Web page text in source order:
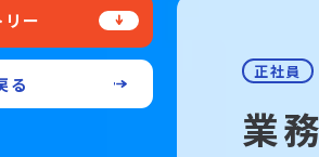
ー
る
正社員
業